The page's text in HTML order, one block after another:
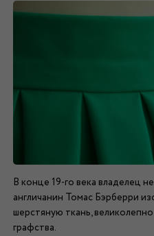
В конце 19-го века владелец
англичанин Томас Бэрберри
шерстяную ткань,
графства.